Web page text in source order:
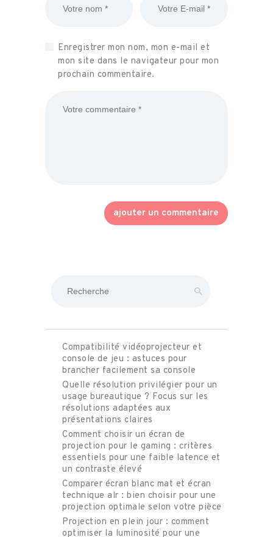
Enregistrer mon nom, mon e-mail et
mon site dans le navigateur pour mon
prochain commentaire.
Compatibilité vidéoprojecteur et
console de jeu : astuces pour
brancher facilement sa console
Quelle résolution privilégier pour un
usage bureautique ? Focus sur les
résolutions adaptées aux
présentations claires
Comment choisir un écran de
projection pour le gaming : critères
essentiels pour une faible latence et
un contraste élevé
Comparer écran blanc mat et écran
technique alr : bien choisir pour une
projection optimale selon votre pièce
Projection en plein jour : comment
optimiser la luminosité pour une